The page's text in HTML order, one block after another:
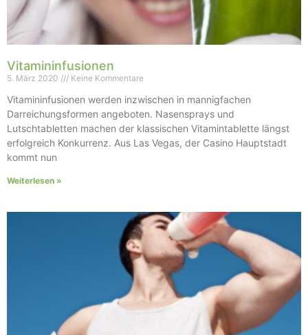
Vitamininfusionen
5. März 2020 Keine Kommentare
Vitamininfusionen werden inzwischen in mannigfachen
Darreichungsformen angeboten. Nasensprays und
Lutschtabletten machen der klassischen Vitamintablette längst
erfolgreich Konkurrenz. Aus Las Vegas, der Casino Hauptstadt
kommt nun
Weiterlesen »